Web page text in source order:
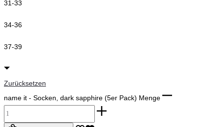
31-33
34-36
37-39
Zurücksetzen
name it - Socken, dark sapphire (5er Pack) Menge